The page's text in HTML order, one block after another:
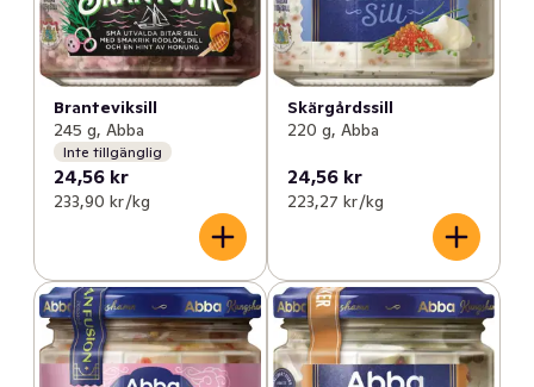
Branteviksill
245 g, Abba
Inte tillgänglig
24,56 kr
233,90 kr /kg
Skärgårdssill
220 g, Abba
24,56 kr
223,27 kr /kg